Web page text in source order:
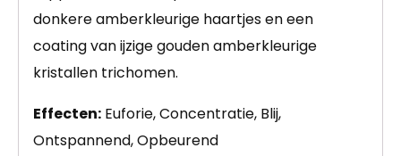
donkere amberkleurige haartjes en een
coating van ijzige gouden amberkleurige
kristallen trichomen.
Effecten: Euforie, Concentratie, Blij,
Ontspannend, Opbeurend